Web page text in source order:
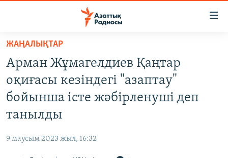
Skip
main
content
Skip
main
Skip
САЯСАТ
AZATTYQTV
ӘЛЕУМЕТ
ЖАҢАЛЫҚТАР
Арман Жұмагелдиев Қаңтар
оқиғасы кезіндегі "азаптау"
бойынша істе жәбірленуші деп
танылды
9 маусым 2023 жыл, 16:32